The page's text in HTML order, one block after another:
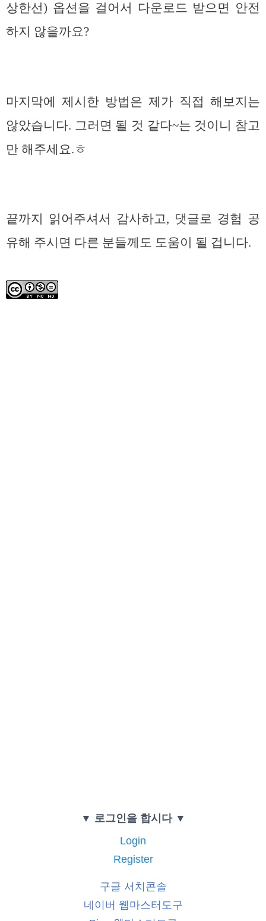
상한선) 옵션을 걸어서 다운로드 받으면 안전
하지 않을까요?
마지막에 제시한 방법은 제가 직접 해보지는
않았습니다. 그러면 될 것 같다~는 것이니 참고
만 해주세요.ㅎ
끝까지 읽어주셔서 감사하고, 댓글로 경험 공
유해 주시면 다른 분들께도 도움이 될 겁니다.
▼ 로그인을 합시다 ▼
Login
Register
구글 서치콘솔
네이버 웹마스터도구